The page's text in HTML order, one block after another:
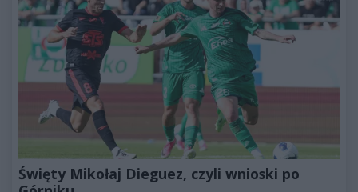
Święty Mikołaj Dieguez, czyli wnioski po